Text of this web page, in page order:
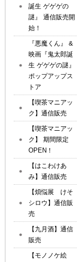
誕生 ゲゲゲの
謎』 通信販売開
始！
『悪魔くん』 &
映画『鬼太郎誕
生 ゲゲゲの謎』
ポップアップス
トア
【喫茶マニアッ
ク】通信販売
【喫茶マニアッ
ク】 期間限定
OPEN！
【はこわけあ
み】通信販売
【煩悩展 けそ
シロウ】通信販
売
【九月酒】通信
販売
【モノノケ絵